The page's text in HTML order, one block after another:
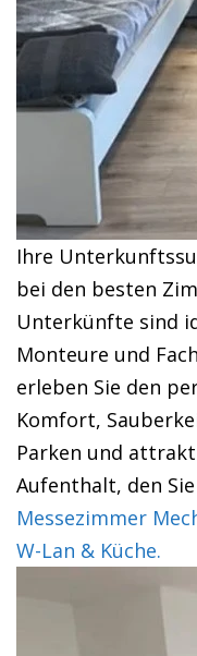
Ihre
bei den besten
Unterkünfte sind
Monteure und
erleben Sie den
Komfort,
Parken und
Aufenthalt, den
Messezimmer
W-Lan & Küche.